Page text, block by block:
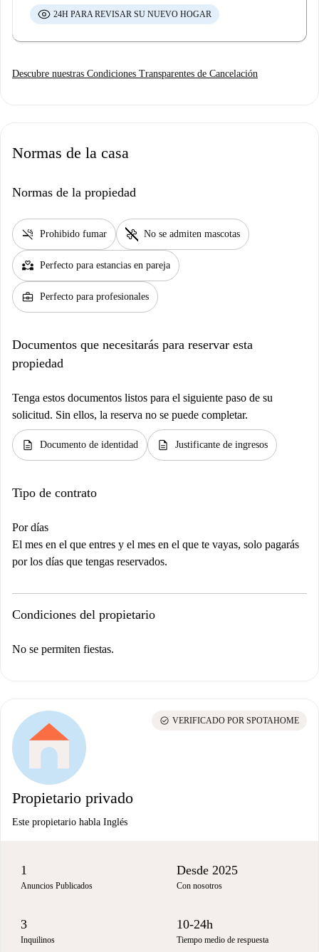
24H PARA REVISAR SU NUEVO HOGAR
Descubre nuestras Condiciones Transparentes de Cancelación
Normas de la casa
Normas de la propiedad
smoke_free Prohibido fumar pet_supplies No se admiten mascotas
partner_heart Perfecto para estancias en pareja
business_center Perfecto para profesionales
Documentos que necesitarás para reservar esta
propiedad
Tenga estos documentos listos para el siguiente paso de su
solicitud. Sin ellos, la reserva no se puede completar.
description Documento de identidad description Justificante de ingresos
Tipo de contrato
Por días
El mes en el que entres y el mes en el que te vayas, solo pagarás
por los días que tengas reservados.
Condiciones del propietario
No se permiten fiestas.
Propietario privado
Este propietario habla Inglés
check_circle VERIFICADO POR SPOTAHOME
1
Anuncios Publicados
Desde 2025
Con nosotros
3
Inquilinos
10-24h
Tiempo medio de respuesta